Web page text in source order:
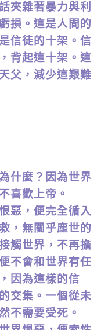
夾雜著暴力與利
損。這是人間的
信徒的十架。信
背起這十架。這
父，減少這艱難
麼？因為世界
喜歡上帝。
，便完全循入
，無關乎塵世的
觸世界，不再擔
不會和世界有任
因為這樣的信
交集。一個從未
不需要受死。